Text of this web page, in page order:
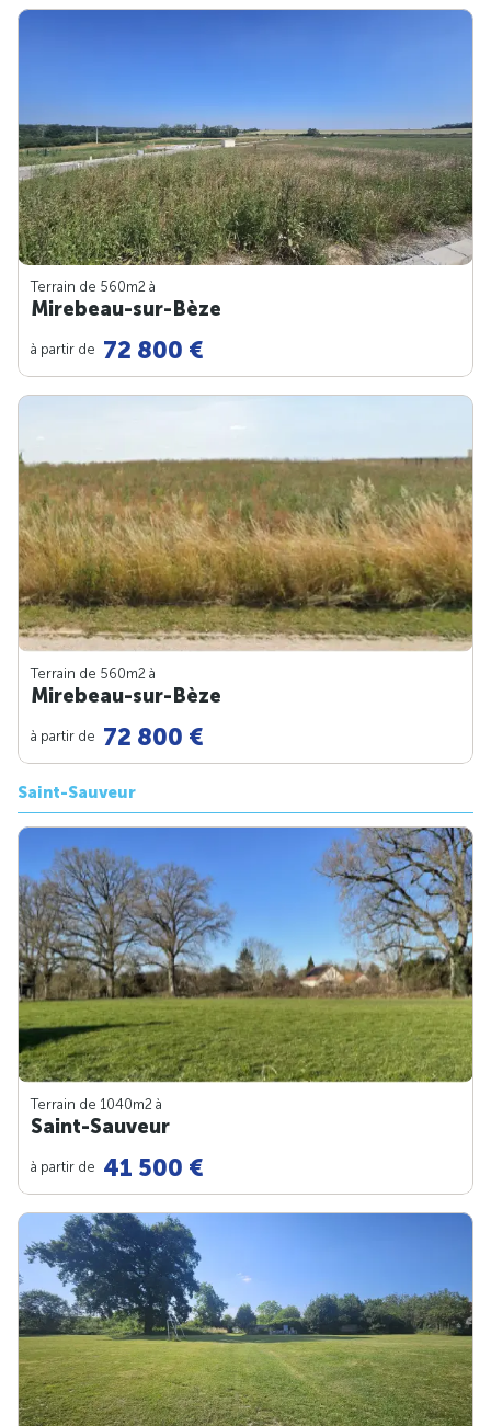
Terrain de 560m2 à
Mirebeau-sur-Bèze
à partir de 72 800 €
Terrain de 560m2 à
Mirebeau-sur-Bèze
à partir de 72 800 €
Saint-Sauveur
Terrain de 1040m2 à
Saint-Sauveur
à partir de 41 500 €